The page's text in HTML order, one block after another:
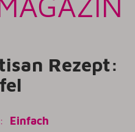
Rezept:
Einfach